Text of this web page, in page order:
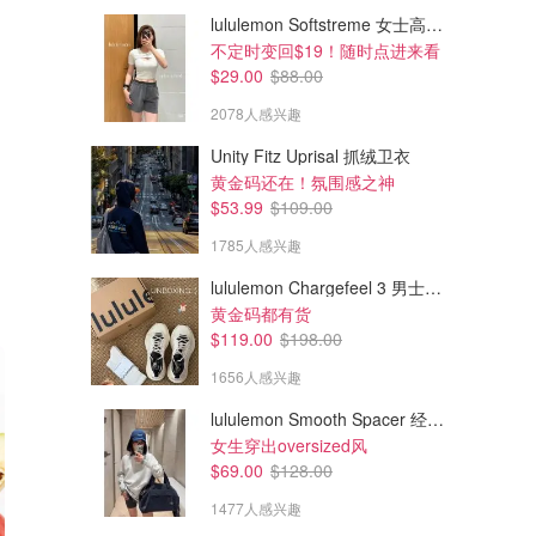
lululemon Softstreme 女士高腰短裤 10cm
不定时变回$19！随时点进来看
$29.00 $88.00
2078人感兴趣
Unity Fitz Uprisal 抓绒卫衣
黄金码还在！氛围感之神
$53.99 $109.00
1785人感兴趣
lululemon Chargefeel 3 男士运动鞋
黄金码都有货
$119.00 $198.00
1656人感兴趣
lululemon Smooth Spacer 经典卫衣
女生穿出oversized风
$69.00 $128.00
1477人感兴趣